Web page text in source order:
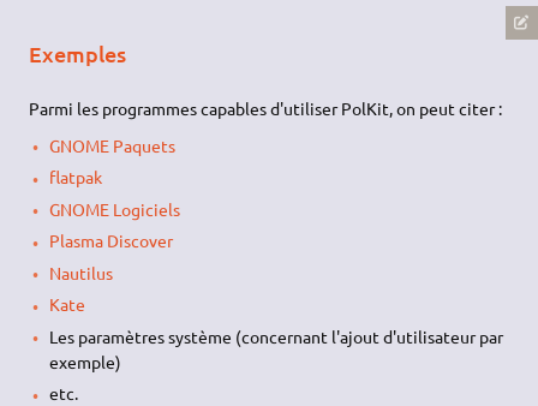
Exemples
Parmi les programmes capables d'utiliser PolKit, on peut citer :
GNOME Paquets
flatpak
GNOME Logiciels
Plasma Discover
Nautilus
Kate
Les paramètres système (concernant l'ajout d'utilisateur par
exemple)
etc.